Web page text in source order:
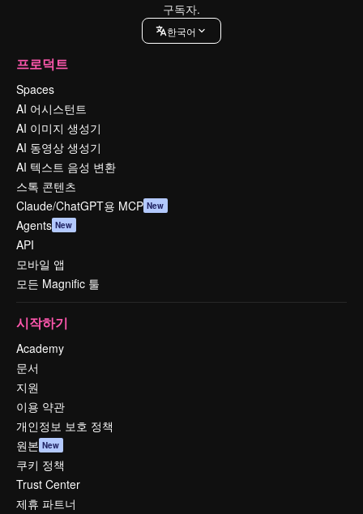
구독자.
한국어
프로덕트
Spaces
AI 어시스턴트
AI 이미지 생성기
AI 동영상 생성기
AI 텍스트 음성 변환
스톡 콘텐츠
Claude/ChatGPT용 MCP New
Agents New
API
모바일 앱
모든 Magnific 툴
시작하기
Academy
문서
지원
이용 약관
개인정보 보호 정책
원본 New
쿠키 정책
Trust Center
제휴 파트너